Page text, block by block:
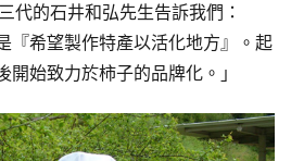
代的石井和弘先生告訴我們：
『希望製作特產以活化地方』。起
開始致力於柿子的品牌化。」